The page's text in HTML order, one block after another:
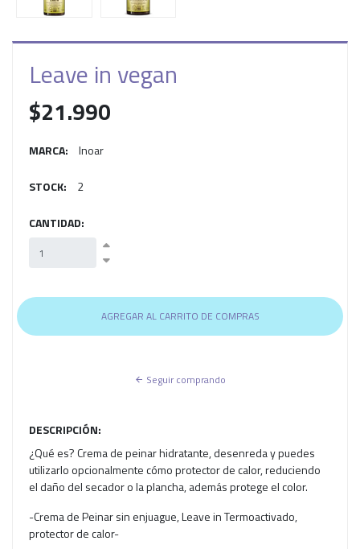
Leave in vegan
$21.990
MARCA: Inoar
STOCK: 2
CANTIDAD:
Seguir comprando
DESCRIPCIÓN:
¿Qué es? Crema de peinar hidratante, desenreda y puedes
utilizarlo opcionalmente cómo protector de calor, reduciendo
el daño del secador o la plancha, además protege el color.
-Crema de Peinar sin enjuague, Leave in Termoactivado,
protector de calor-